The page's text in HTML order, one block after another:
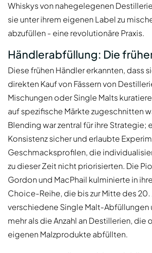
Whiskys von nahegelegenen
sie unter ihrem eigenen Label zu
abzufüllen - eine revolutionäre Praxis.
Händlerabfüllung: Die
Diese frühen Händler erkannten, dass
direkten Kauf von Fässern von
Mischungen oder Single Malts
auf spezifische Märkte zugeschnitten
Blending war zentral für ihre Strategie;
Konsistenz sicher und erlaubte
Geschmacksprofilen, die
zu dieser Zeit nicht priorisierten. Die
Gordon und MacPhail kulminierte in
Choice-Reihe, die bis zur Mitte des 20.
verschiedene Single Malt-Abfüllungen
mehr als die Anzahl an Destillerien, die
eigenen Malzprodukte abfüllten.